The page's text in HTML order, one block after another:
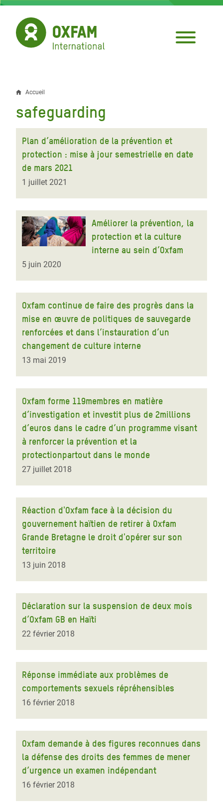
Aller
contenu
principal
Fil
d'Ariane
Accueil
safeguarding
Plan d’amélioration de la prévention et
protection : mise à jour semestrielle en date
de mars 2021
1 juillet 2021
Améliorer la prévention, la
protection et la culture
interne au sein d’Oxfam
5 juin 2020
Oxfam continue de faire des progrès dans la
mise en œuvre de politiques de sauvegarde
renforcées et dans l’instauration d’un
changement de culture interne
13 mai 2019
Oxfam forme 119membres en matière
d’investigation et investit plus de 2millions
d’euros dans le cadre d’un programme visant
à renforcer la prévention et la
protectionpartout dans le monde
27 juillet 2018
Réaction d'Oxfam face à la décision du
gouvernement haïtien de retirer à Oxfam
Grande Bretagne le droit d'opérer sur son
territoire
13 juin 2018
Déclaration sur la suspension de deux mois
d’Oxfam GB en Haïti
22 février 2018
Réponse immédiate aux problèmes de
comportements sexuels répréhensibles
16 février 2018
Oxfam demande à des figures reconnues dans
la défense des droits des femmes de mener
d’urgence un examen indépendant
16 février 2018